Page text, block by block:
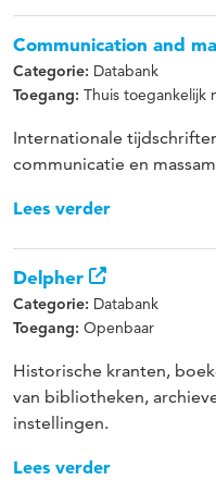
Communication and
Categorie: Databank
Toegang: Thuis toegankelijk
Internationale
communicatie en
Lees verder
Delpher
Categorie: Databank
Toegang: Openbaar
Historische kranten,
van bibliotheken,
instellingen.
Lees verder